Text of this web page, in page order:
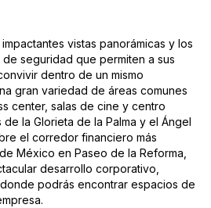
vistas panorámicas y los
de seguridad que permiten a sus
dentro de un mismo
gran variedad de áreas comunes
center, salas de cine y centro
la Glorieta de la Palma y el Ángel
el corredor financiero más
México en Paseo de la Reforma,
desarrollo corporativo,
podrás encontrar espacios de